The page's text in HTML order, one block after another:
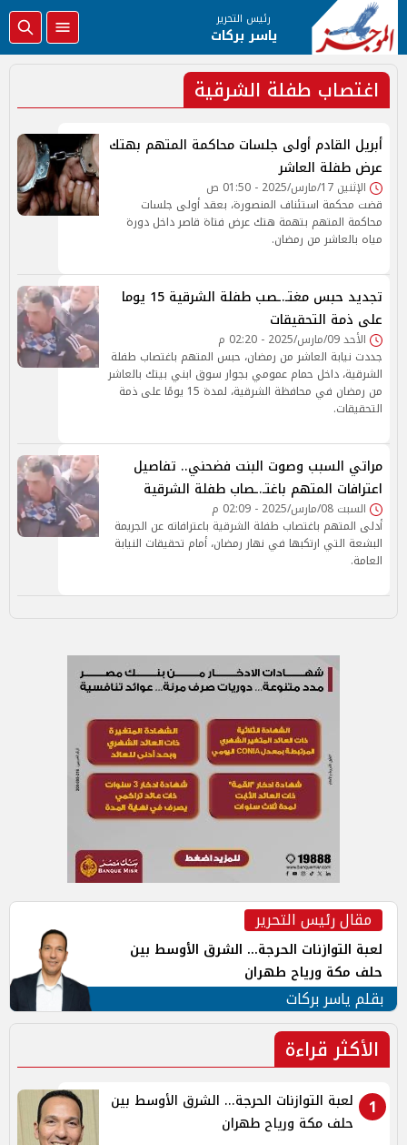
رئيس التحرير
ياسر بركات
اغتصاب طفلة الشرقية
أبريل القادم أولى جلسات محاكمة المتهم بهتك
عرض طفلة العاشر
الإثنين 17/مارس/2025 - 01:50 ص
قضت محكمة استئناف المنصورة، بعقد أولى جلسات
محاكمة المتهم بتهمة هتك عرض فتاة قاصر داخل دورة
مياه بالعاشر من رمضان.
تجديد حبس مغتـ.ـصب طفلة الشرقية 15 يوما
على ذمة التحقيقات
الأحد 09/مارس/2025 - 02:20 م
جددت نيابة العاشر من رمضان، حبس المتهم باغتصاب طفلة
الشرقية، داخل حمام عمومي بجوار سوق ابني بيتك بالعاشر
من رمضان في محافظة الشرقية، لمدة 15 يومًا على ذمة
التحقيقات.
مراتي السبب وصوت البنت فضحني.. تفاصيل
اعترافات المتهم باغتـ.ـصاب طفلة الشرقية
السبت 08/مارس/2025 - 02:09 م
أدلى المتهم باغتصاب طفلة الشرقية باعترافاته عن الجريمة
البشعة التي ارتكبها في نهار رمضان، أمام تحقيقات النيابة
العامة.
مقال رئيس التحرير
لعبة التوازنات الحرجة... الشرق الأوسط بين
حلف مكة ورياح طهران
بقلم ياسر بركات
الأكثر قراءة
1
لعبة التوازنات الحرجة... الشرق الأوسط بين
حلف مكة ورياح طهران